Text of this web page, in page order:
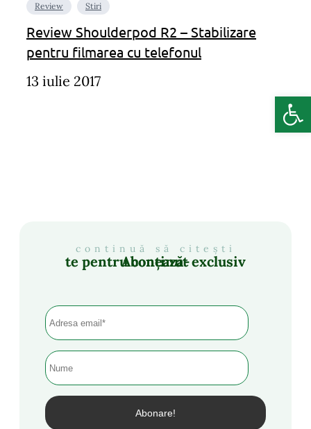
Review Stiri
Review Shoulderpod R2 – Stabilizare
pentru filmarea cu telefonul
13 iulie 2017
continuă să citești
Abonează-te pentru conținut exclusiv